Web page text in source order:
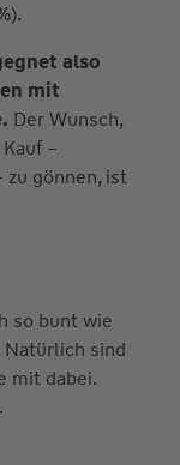
also
mit
Der Wunsch,
–
gönnen, ist
so bunt wie
Natürlich sind
mit dabei.